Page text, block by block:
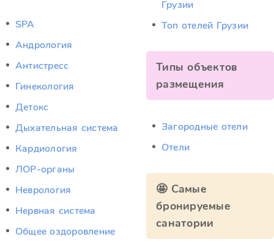
SPA
Андрология
Антистресс
Гинекология
Детокс
Дыхательная система
Кардиология
ЛОР-органы
Неврология
Нервная система
Общее оздоровление
Грузии
Топ отелей Грузии
Типы объектов
размещения
Загородные отели
Отели
🤩 Самые
бронируемые
санатории